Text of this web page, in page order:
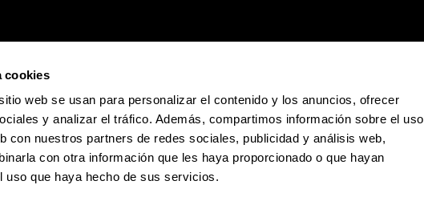
cookies
web se usan para personalizar el contenido y los anuncios, ofrecer
y analizar el tráfico. Además, compartimos información sobre el uso
con nuestros partners de redes sociales, publicidad y análisis web,
con otra información que les haya proporcionado o que hayan
uso que haya hecho de sus servicios.